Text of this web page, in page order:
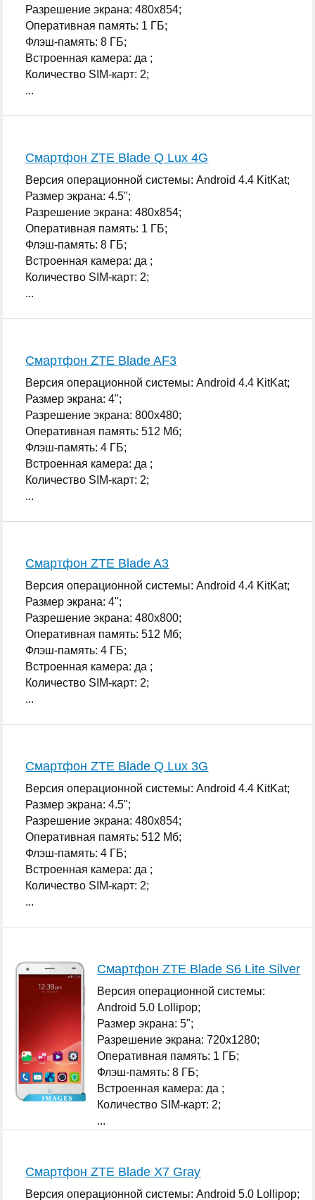
Разрешение экрана: 480x854;
Оперативная память: 1 ГБ;
Флэш-память: 8 ГБ;
Встроенная камера: да ;
Количество SIM-карт: 2;
...
Смартфон ZTE Blade Q Lux 4G
Версия операционной системы: Android 4.4 KitKat;
Размер экрана: 4.5";
Разрешение экрана: 480x854;
Оперативная память: 1 ГБ;
Флэш-память: 8 ГБ;
Встроенная камера: да ;
Количество SIM-карт: 2;
...
Смартфон ZTE Blade AF3
Версия операционной системы: Android 4.4 KitKat;
Размер экрана: 4";
Разрешение экрана: 800x480;
Оперативная память: 512 Мб;
Флэш-память: 4 ГБ;
Встроенная камера: да ;
Количество SIM-карт: 2;
...
Смартфон ZTE Blade A3
Версия операционной системы: Android 4.4 KitKat;
Размер экрана: 4";
Разрешение экрана: 480x800;
Оперативная память: 512 Мб;
Флэш-память: 4 ГБ;
Встроенная камера: да ;
Количество SIM-карт: 2;
...
Смартфон ZTE Blade Q Lux 3G
Версия операционной системы: Android 4.4 KitKat;
Размер экрана: 4.5";
Разрешение экрана: 480x854;
Оперативная память: 512 Мб;
Флэш-память: 4 ГБ;
Встроенная камера: да ;
Количество SIM-карт: 2;
...
Смартфон ZTE Blade S6 Lite Silver
Версия операционной системы:
Android 5.0 Lollipop;
Размер экрана: 5";
Разрешение экрана: 720x1280;
Оперативная память: 1 ГБ;
Флэш-память: 8 ГБ;
Встроенная камера: да ;
Количество SIM-карт: 2;
...
Смартфон ZTE Blade X7 Gray
Версия операционной системы: Android 5.0 Lollipop;